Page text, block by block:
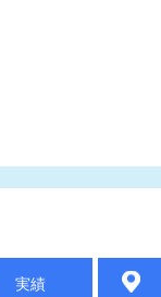
実績